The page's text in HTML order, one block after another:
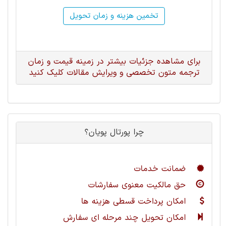
تخمین هزینه و زمان تحویل
برای مشاهده جزئیات بیشتر در زمینه قیمت و زمان
ترجمه متون تخصصی و ویرایش مقالات کلیک کنید
چرا پورتال پویان؟
ضمانت خدمات
حق مالکیت معنوی سفارشات
امکان پرداخت قسطی هزینه ها
امکان تحویل چند مرحله ای سفارش